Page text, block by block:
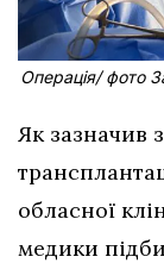
Операція/ фото
Як зазначив
обласної
медики